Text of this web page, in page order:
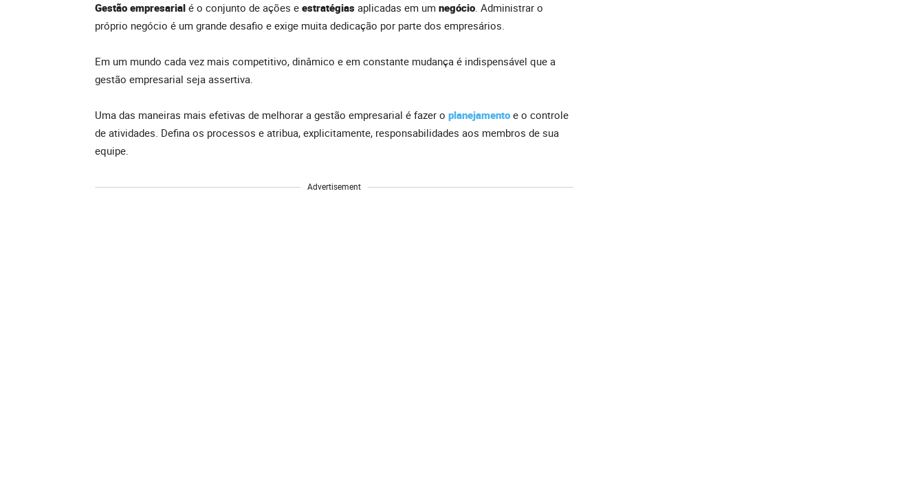
Gestão empresarial é o conjunto de ações e estratégias aplicadas em um negócio. Administrar o
próprio negócio é um grande desafio e exige muita dedicação por parte dos empresários.
Em um mundo cada vez mais competitivo, dinâmico e em constante mudança é indispensável que a
gestão empresarial seja assertiva.
Uma das maneiras mais efetivas de melhorar a gestão empresarial é fazer o planejamento e o controle
de atividades. Defina os processos e atribua, explicitamente, responsabilidades aos membros de sua
equipe.
Advertisement